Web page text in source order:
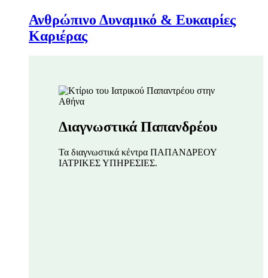
Ανθρώπινο Δυναμικό & Ευκαιρίες
Καριέρας
Διαγνωστικά Παπανδρέου
Τα διαγνωστικά κέντρα ΠΑΠΑΝΔΡΕΟΥ
ΙΑΤΡΙΚΕΣ ΥΠΗΡΕΣΙΕΣ.